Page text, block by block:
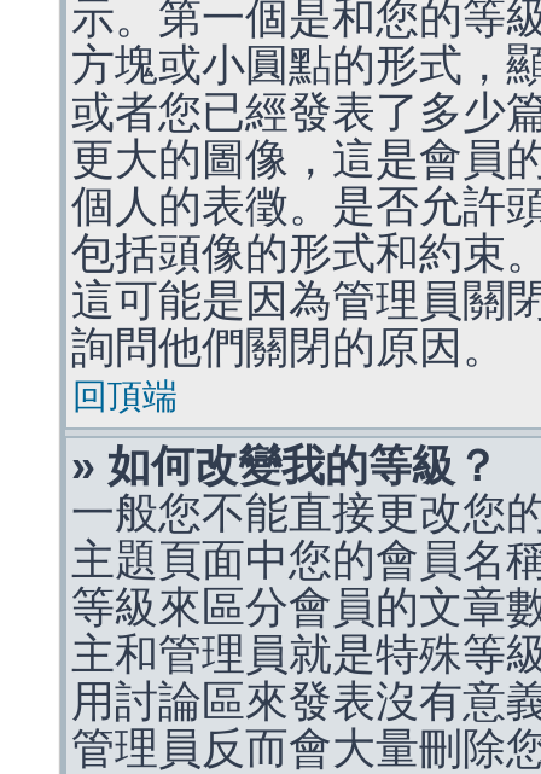
示。第一個是和您的等
方塊或小圓點的形式，
或者您已經發表了多少
更大的圖像，這是會員
個人的表徵。是否允許
包括頭像的形式和約束
這可能是因為管理員關
詢問他們關閉的原因。
回頂端
» 如何改變我的等級？
一般您不能直接更改您
主題頁面中您的會員名
等級來區分會員的文章
主和管理員就是特殊等
用討論區來發表沒有意
管理員反而會大量刪除